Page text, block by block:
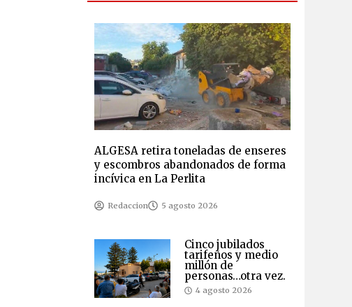
ALGESA retira toneladas de enseres
y escombros abandonados de forma
incívica en La Perlita
Redaccion 5 agosto 2026
Cinco jubilados
tarifeños y medio
millón de
personas…otra vez.
4 agosto 2026